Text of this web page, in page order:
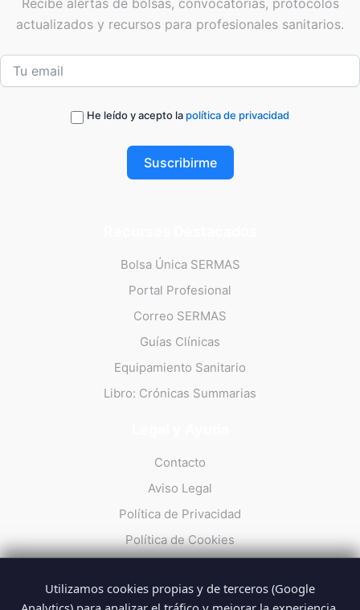
Recibe alertas de bolsas, convocatorias, protocolos
actualizados y recursos para profesionales sanitarios.
He leído y acepto la política de privacidad
Suscribirme
Bolsa Única SERMAS
Portal Profesional
Correo SERMAS
Guías Clínicas
Equipamiento Sanitario
Libro: Crónicas Summarias
Contacto
Aviso Legal
Política de Privacidad
Política de Cookies
Utilizamos cookies propias y de terceros (Google